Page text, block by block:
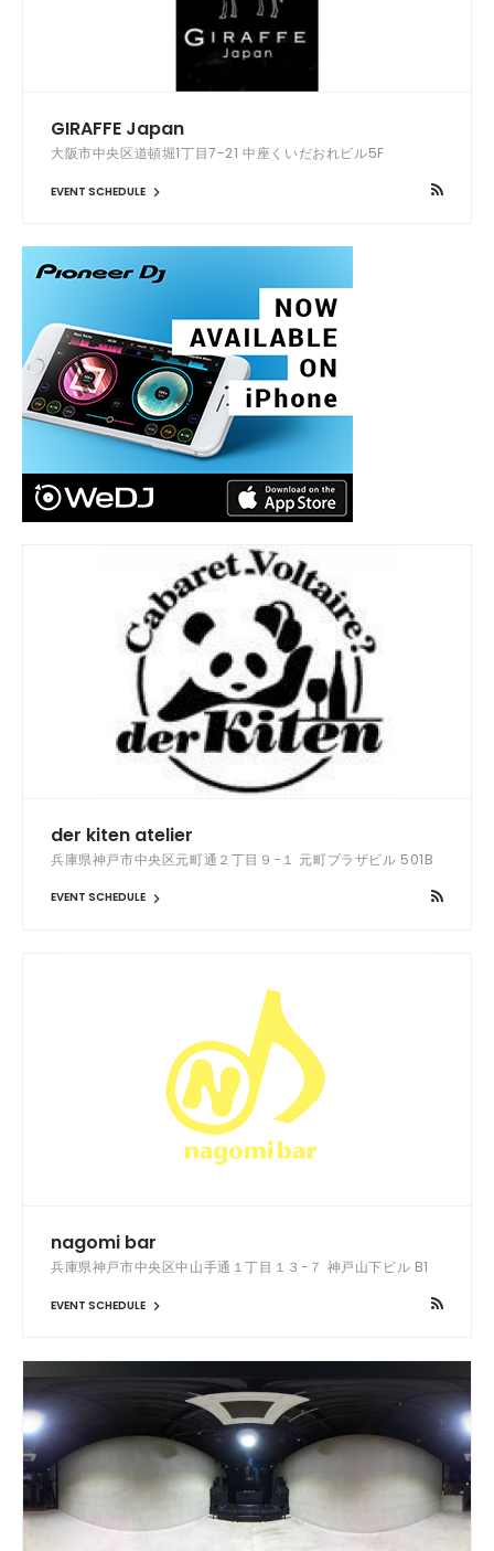
GIRAFFE Japan
大阪市中央区道頓堀1丁目7-21 中座くいだおれビル5F
EVENT SCHEDULE
der kiten atelier
兵庫県神戸市中央区元町通２丁目９−１ 元町プラザビル 501B
EVENT SCHEDULE
nagomi bar
兵庫県神戸市中央区中山手通１丁目１３−７ 神戸山下ビル B1
EVENT SCHEDULE